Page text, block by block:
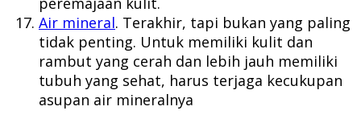
Air mineral. Terakhir, tapi bukan yang paling
tidak penting. Untuk memiliki kulit dan
rambut yang cerah dan lebih jauh memiliki
tubuh yang sehat, harus terjaga kecukupan
asupan air mineralnya